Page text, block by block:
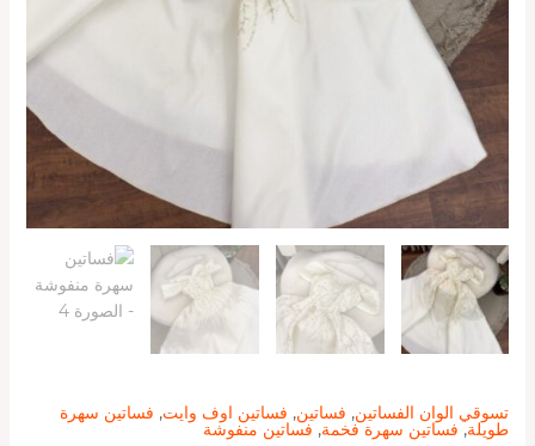
تسوقي الوان الفساتين, فساتين, فساتين اوف وايت, فساتين سهرة
طويلة, فساتين سهرة فخمة, فساتين منفوشة